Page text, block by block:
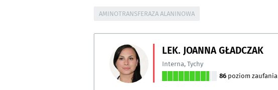
AMINOTRANSFERAZA ALANINOWA
LEK. JOANNA GŁADCZAK
Interna,Tychy
86 poziom zaufania